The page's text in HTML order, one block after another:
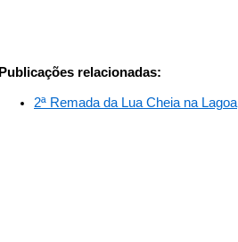
Publicações relacionadas:
2ª Remada da Lua Cheia na Lagoa